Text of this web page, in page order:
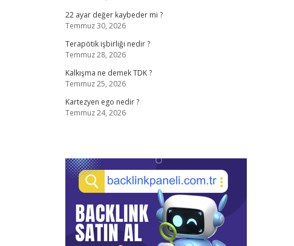
22 ayar değer kaybeder mi ?
Temmuz 30, 2026
Terapötik işbirliği nedir ?
Temmuz 28, 2026
Kalkışma ne demek TDK ?
Temmuz 25, 2026
Kartezyen ego nedir ?
Temmuz 24, 2026